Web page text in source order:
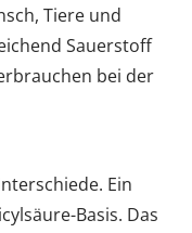
Tiere und
Sauerstoff
bei der
Ein
Basis. Das